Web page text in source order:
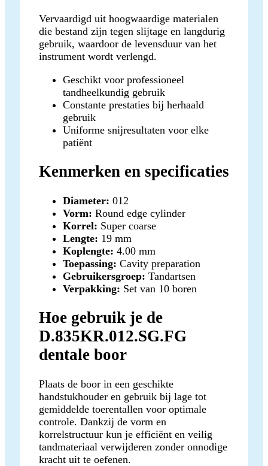
Vervaardigd uit hoogwaardige materialen
die bestand zijn tegen slijtage en langdurig
gebruik, waardoor de levensduur van het
instrument wordt verlengd.
Geschikt voor professioneel
tandheelkundig gebruik
Constante prestaties bij herhaald
gebruik
Uniforme snijresultaten voor elke
patiënt
Kenmerken en specificaties
Diameter: 012
Vorm: Round edge cylinder
Korrel: Super coarse
Lengte: 19 mm
Koplengte: 4.00 mm
Toepassing: Cavity preparation
Gebruikersgroep: Tandartsen
Verpakking: Set van 10 boren
Hoe gebruik je de
D.835KR.012.SG.FG
dentale boor
Plaats de boor in een geschikte
handstukhouder en gebruik bij lage tot
gemiddelde toerentallen voor optimale
controle. Dankzij de vorm en
korrelstructuur kun je efficiënt en veilig
tandmateriaal verwijderen zonder onnodige
kracht uit te oefenen.